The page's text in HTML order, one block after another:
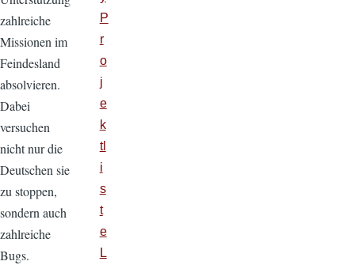
zahlreiche
Missionen im
Feindesland
absolvieren.
Dabei
versuchen
nicht nur die
Deutschen sie
zu stoppen,
sondern auch
zahlreiche
Bugs.
P
r
o
j
e
k
tl
i
s
t
e
L